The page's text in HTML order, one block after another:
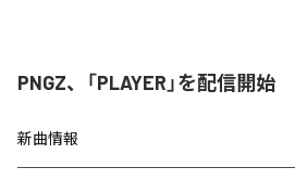
PNGZ、「PLAYER」を配信開始
新曲情報